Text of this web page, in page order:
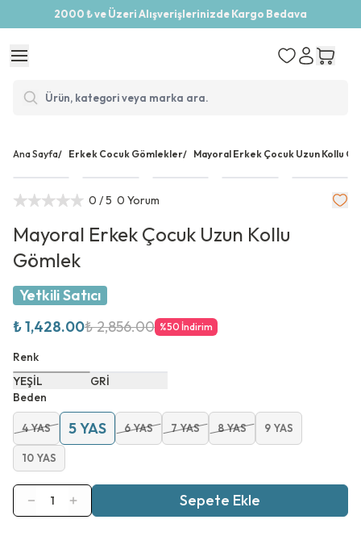
2000 ₺ ve Üzeri Alışverişlerinizde Kargo Bedava
Ana Sayfa/ Erkek Cocuk Gömlekler/ Mayoral Erkek Çocuk Uzun Kollu
0 / 5 0 Yorum
Mayoral Erkek Çocuk Uzun Kollu
Gömlek
Yetkili Satıcı
₺ 1,428.00₺ 2,856.00 %50 İndirim
Renk
YEŞİL
GRİ
Beden
4 YAS 5 YAS 6 YAS 7 YAS 8 YAS 9 YAS
10 YAS
1 Sepete Ekle